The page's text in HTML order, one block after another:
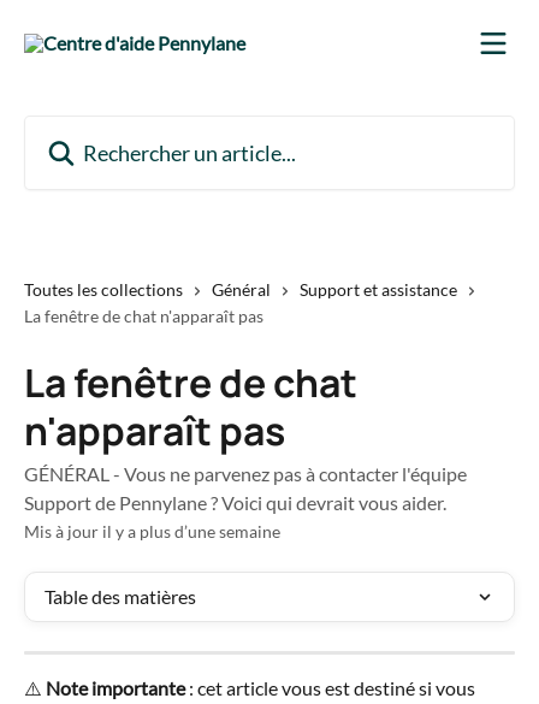
Toutes les collections Général
Support et assistance
La fenêtre de chat n'apparaît pas
La fenêtre de chat
n'apparaît pas
GÉNÉRAL - Vous ne parvenez pas à contacter l'équipe
Support de Pennylane ? Voici qui devrait vous aider.
Mis à jour il y a plus d’une semaine
Table des matières
⚠️ Note importante : cet article vous est destiné si vous